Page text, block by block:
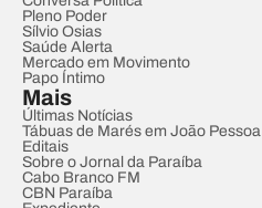
Pleno Poder
Sílvio Osias
Saúde Alerta
Mercado em Movimento
Papo Íntimo
Mais
Últimas Notícias
Tábuas de Marés em João Pessoa
Editais
Sobre o Jornal da Paraíba
Cabo Branco FM
CBN Paraíba